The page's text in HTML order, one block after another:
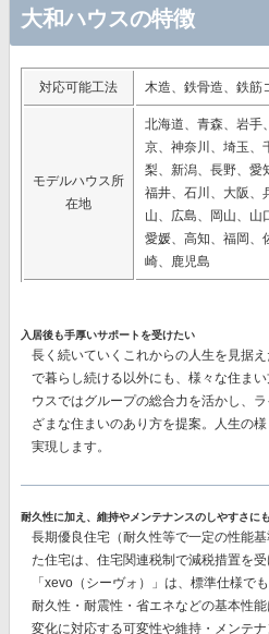
大和ハウスの特徴
対応可能工法 木造、鉄骨造、鉄筋
モデルハウス所
在地
北海道、青森、岩手
京、神奈川、埼玉、
梨、新潟、長野、愛
福井、石川、大阪、
山、広島、岡山、山
愛媛、高知、福岡、
崎、鹿児島
入居後も手厚いサポートを受けたい
長く続いていくこれからの人生を見据
で暮らし続ける以外にも、様々な住ま
ウスではグループの総合力を活かし、
ざまな住まいのあり方を提案。人生の
実現します。
耐久性に加え、維持やメンテナンスのしやすさに
長期優良住宅（耐久性等で一定の性能
た住宅は、住宅関連税制で減税措置を
「xevo（シーヴォ）」は、標準仕様で
耐久性・耐震性・省エネなどの基本性
変化に対応する可変性や維持・メンテナ